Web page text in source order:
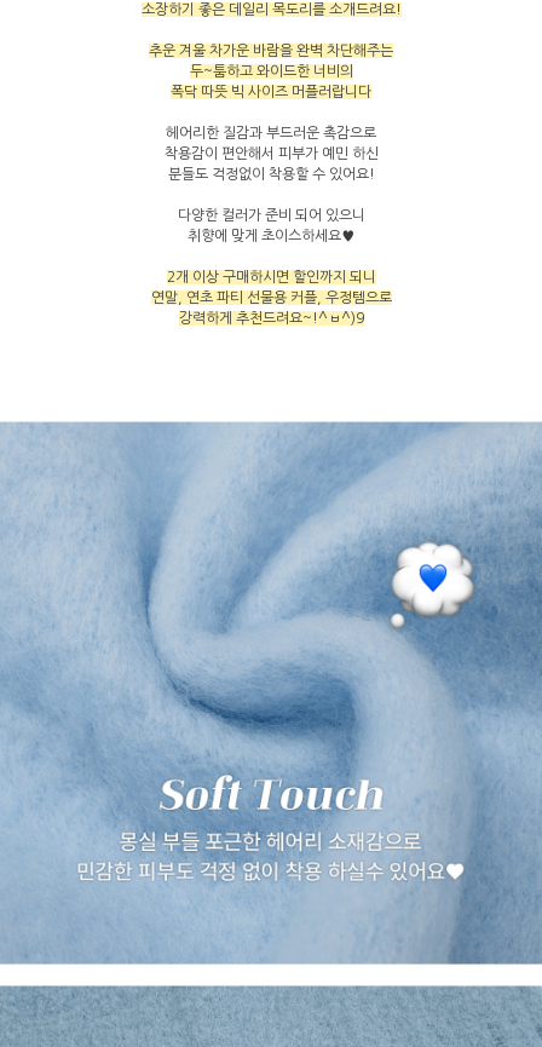
소장하기 좋은 데일리 목도리를 소개드려요!
추운 겨울 차가운 바람을 완벽 차단해주는
두~툼하고 와이드한 너비의
폭닥 따뜻 빅 사이즈 머플러랍니다
헤어리한 질감과 부드러운 촉감으로
착용감이 편안해서 피부가 예민 하신
분들도 걱정없이 착용할 수 있어요!
다양한 컬러가 준비 되어 있으니
취향에 맞게 초이스하세요♥
2개 이상 구매하시면 할인까지 되니
연말, 연초 파티 선물용 커플, 우정템으로
강력하게 추천드려요~!^ㅂ^)9